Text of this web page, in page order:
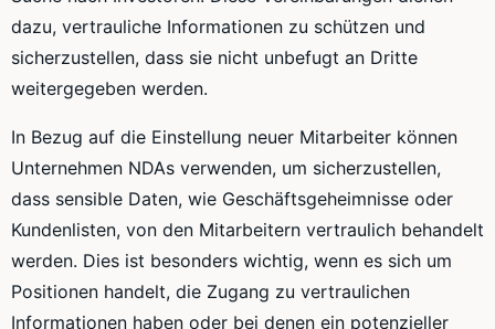
dazu, vertrauliche Informationen zu schützen und
sicherzustellen, dass sie nicht unbefugt an Dritte
weitergegeben werden.
In Bezug auf die Einstellung neuer Mitarbeiter können
Unternehmen NDAs verwenden, um sicherzustellen,
dass sensible Daten, wie Geschäftsgeheimnisse oder
Kundenlisten, von den Mitarbeitern vertraulich behandelt
werden. Dies ist besonders wichtig, wenn es sich um
Positionen handelt, die Zugang zu vertraulichen
Informationen haben oder bei denen ein potenzieller